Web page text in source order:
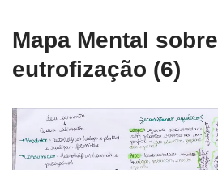
Mapa Mental sobre
eutrofização (6)